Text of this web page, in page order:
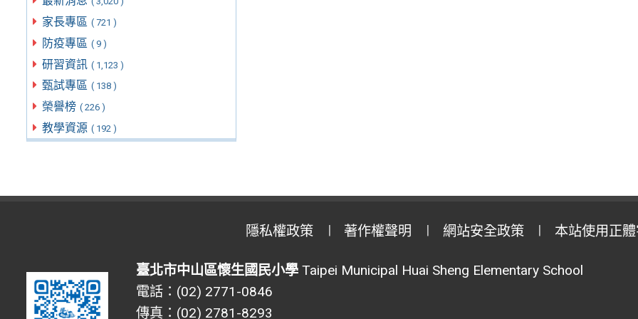
家長專區 ( 721 )
防疫專區 ( 9 )
研習資訊 ( 1,123 )
甄試專區 ( 138 )
榮譽榜 ( 226 )
教學資源 ( 192 )
隱私權政策 著作權聲明 網站安全政策 本站使用正
臺北市中山區懷生國民小學Taipei Municipal Huai Sheng Elementary School
電話：(02) 2771-0846
傳真：(02) 2781-8293